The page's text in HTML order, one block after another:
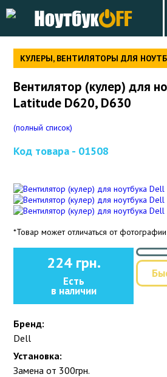
КУЛЕРЫ, ВЕНТИЛЯТОРЫ ДЛЯ
Вентилятор (кулер) для
Latitude D620, D630
(полный список)
Код товара - 01508
*Товар может отличаться от фотографии
224 грн.
Есть
в наличии
Бренд:
Dell
Установка:
Замена от 300грн.